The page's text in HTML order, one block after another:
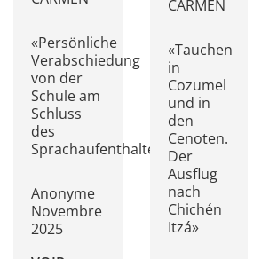
«Persönliche
Verabschiedung
von der
Schule am
Schluss
des
Sprachaufenthaltes»
Anonyme
Novembre
2025
CARMEN
«Tauchen
in
Cozumel
und in
den
Cenoten.
Der
Ausflug
nach
Chichén
Itzá»